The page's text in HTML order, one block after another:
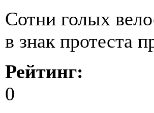
Сотни голых
в знак протеста
Рейтинг:
0